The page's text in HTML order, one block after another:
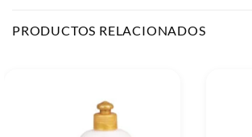
PRODUCTOS RELACIONADOS